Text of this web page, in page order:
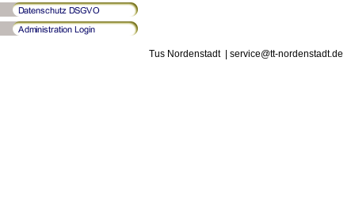
Tus Nordenstadt | service@tt-nordenstadt.de